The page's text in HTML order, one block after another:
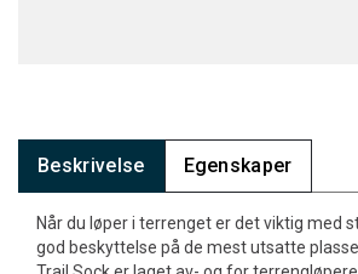
Beskrivelse Egenskaper
Når du løper i terrenget er det viktig med
god beskyttelse på de mest utsatte